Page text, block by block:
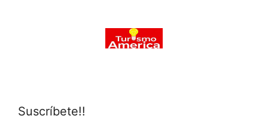
Suscríbete!!